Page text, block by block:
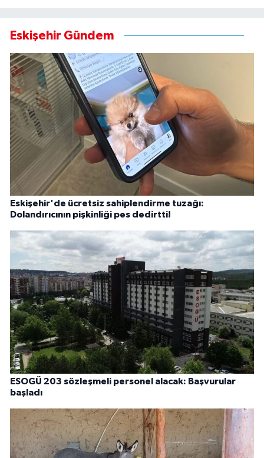
Eskişehir Gündem
Eskişehir'de ücretsiz sahiplendirme tuzağı:
Dolandırıcının pişkinliği pes dedirtti!
ESOGÜ 203 sözleşmeli personel alacak: Başvurular
başladı